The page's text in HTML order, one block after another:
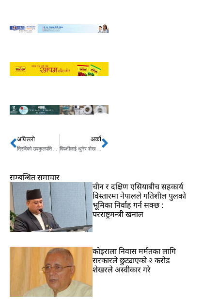
Prev
अघिल्लो
त्रिविको उपकुलपति बन्न के चाहिन्छ योग्यता ?
अर्को
विपक्षीलाई थुनेर शेख हसिना फेरि विजयीNext
सम्बन्धित समाचार
चीन र दक्षिण एसियाबीच सहकार्य
विस्तारमा नेपालले गतिशील पुलको
भूमिका निर्वाह गर्न सक्छ :
परराष्ट्रमन्त्री खनाल
कोइराला निवास मर्मतका लागि
सरकारले छुट्याएको २ करोड
शेखरले अस्वीकार गरे